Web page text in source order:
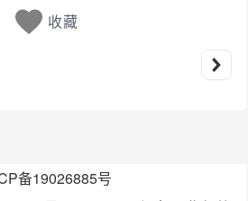
收藏
备19026885号